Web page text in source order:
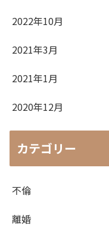
2022年10月
2021年3月
2021年1月
2020年12月
カテゴリー
不倫
離婚